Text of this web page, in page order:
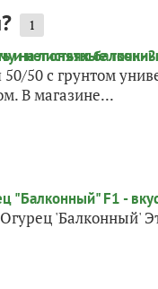
1
50 с грунтом
В магазине...
Огурец 'Балконный'